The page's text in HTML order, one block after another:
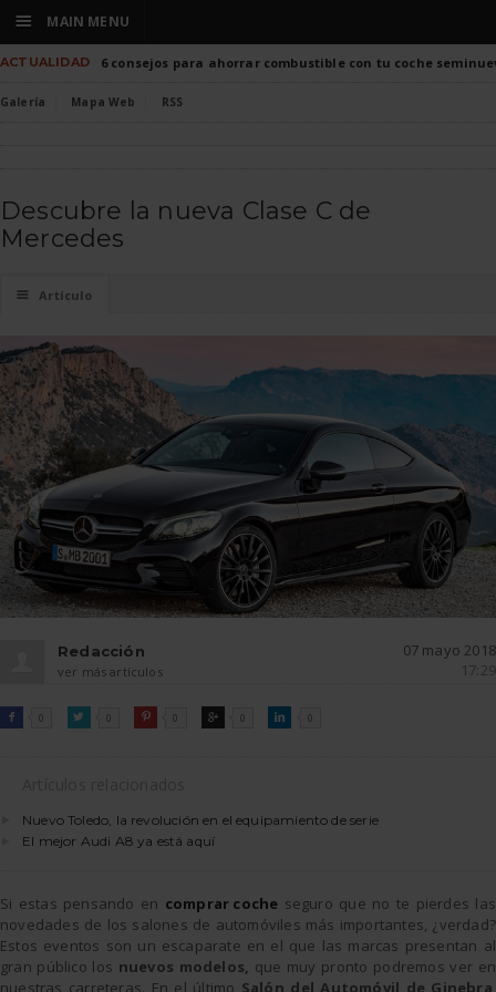
ACTUALIDAD 6 consejos para ahorrar combustible con tu coche
Galería Mapa Web RSS
Descubre la nueva Clase C de
Mercedes
☰ Artículo
Redacción
ver más artículos
07 mayo 2018
17:29

FACEBOOK
0 
TWITTER0 
PINTEREST
0 
GOOGLE0 
LINKEDIN
0
Nuevo Toledo, la revolución en el equipamiento de serie
El mejor Audi A8 ya está aquí
Si estas pensando en comprar coche seguro que no te pierdes las
novedades de los salones de automóviles más importantes, ¿verdad?
Estos eventos son un escaparate en el que las marcas presentan al
gran público los nuevos modelos,
que muy pronto podremos ver en
nuestras carreteras. En el último Salón del Automóvil de Ginebra
☰ MAIN MENU